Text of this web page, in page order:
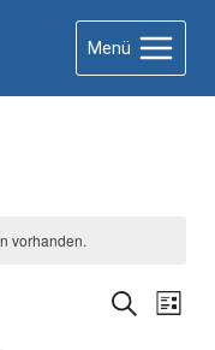
Menü
vorhanden.
Suche
Liste